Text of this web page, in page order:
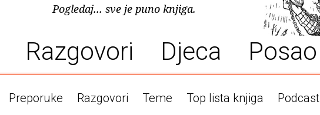
Pogledaj... sve je puno knjiga.
Razgovori Djeca Posao
Preporuke Razgovori Teme Top lista knjiga Podcast